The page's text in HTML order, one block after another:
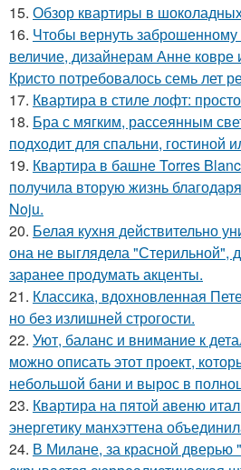
15. Обзор квартиры в
16. Чтобы вернуть
величие, дизайнерам Анне ковре
Кристо потребовалось семь лет
17. Квартира в стиле лофт:
18. Бра с мягким, рассеянным
подходит для спальни, гостиной
19. Квартира в башне Torres
получила вторую жизнь
Noju.
20. Белая кухня действительно
она не выглядела "Стерильной",
заранее продумать акценты.
21. Классика, вдохновленная
но без излишней строгости.
22. Уют, баланс и внимание к
можно описать этот проект,
небольшой бани и вырос в
23. Квартира на пятой авеню
энергетику манхэттена
24. В Милане, за красной